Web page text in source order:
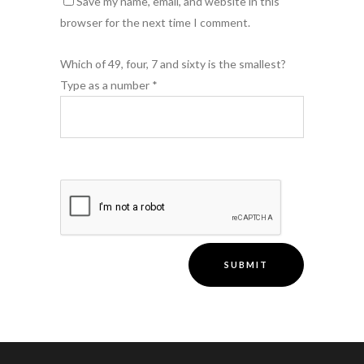
browser for the next time I comment.
Which of 49, four, 7 and sixty is the smallest?
Type as a number *